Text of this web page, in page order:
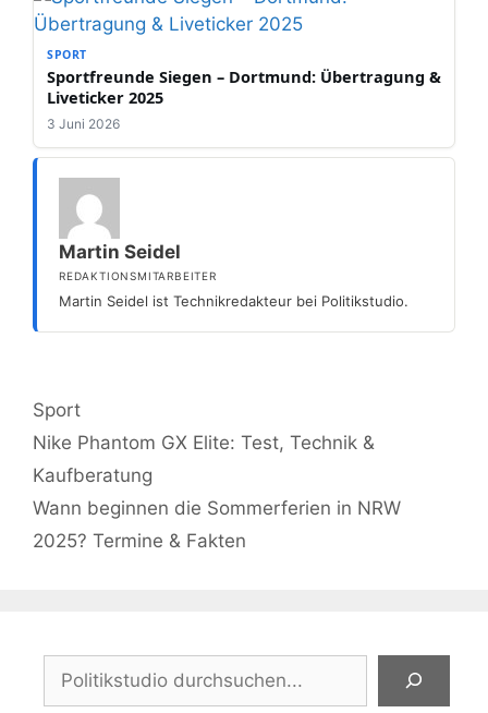
SPORT
Sportfreunde Siegen – Dortmund: Übertragung &
Liveticker 2025
3 Juni 2026
Martin Seidel
REDAKTIONSMITARBEITER
Martin Seidel ist Technikredakteur bei Politikstudio.
Kategorien
Sport
Nike Phantom GX Elite: Test, Technik &
Kaufberatung
Wann beginnen die Sommerferien in NRW
2025? Termine & Fakten